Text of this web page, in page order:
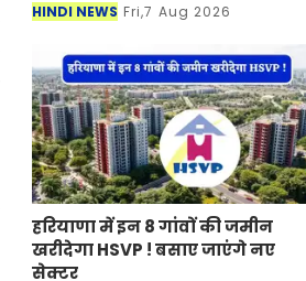
HINDI NEWS Fri,7 Aug 2026
हरियाणा में इन 8 गांवों की जमीन
खरीदेगा HSVP ! बसाए जाएंगे नए
सेक्टर